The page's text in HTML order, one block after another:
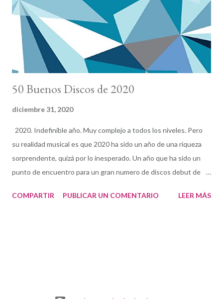
relevantes en la composición de teatro musical del siglo XX y su
obra fue básica para la ampliación del American Songbook y los
estándares de jazz. En su legado ( Oklahoma!, Carousel, South
Pacific, El Re...
50 Buenos Discos de 2020
diciembre 31, 2020
2020. Indefinible año. Muy complejo a todos los niveles. Pero
su realidad musical es que 2020 ha sido un año de una riqueza
sorprendente, quizá por lo inesperado. Un año que ha sido un
punto de encuentro para un gran numero de discos debut de
reediciones y grabaciones inéditas históricas. Quiero, antes
COMPARTIR PUBLICAR UN COMENTARIO LEER MÁS